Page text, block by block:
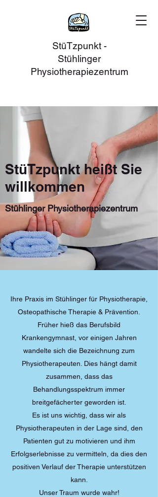
StüTzpunkt -
Stühlinger
Physiotherapiezentrum
StüTzpunkt heißt Sie
willkommen
Stühlinger Physiotherapiezentrum
Ihre Praxis im Stühlinger für Physiotherapie,
Osteopathische Therapie & Prävention.
Früher hieß das Berufsbild
Krankengymnast, vor einigen Jahren
wandelte sich die Bezeichnung zum
Physiotherapeuten. Dies hängt damit
zusammen, dass das
Behandlungsspektrum immer
breitgefächerter geworden ist.
Es ist uns wichtig, dass wir als
Physiotherapeuten in der Lage sind, den
Patienten gut zu motivieren und ihm
Erfolgserlebnisse zu vermitteln, da dies den
positiven Verlauf der Therapie unterstützen
kann.
Unser Traum wurde wahr!